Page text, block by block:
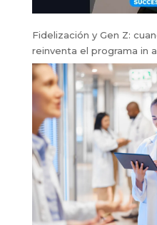
Fidelización y Gen Z:
reinventa el programa in